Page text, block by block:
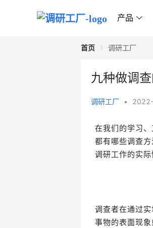
产品
首页 调研工厂
九种做调
调研工厂 •
在我们的学习
都有哪些调查方
调研工作的实
调查者在通过
事物的表面现